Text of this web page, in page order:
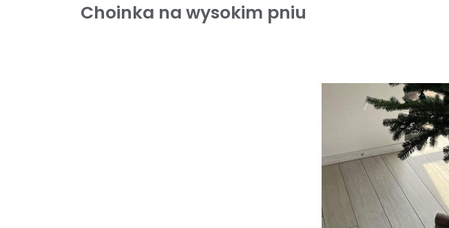
Choinka na wysokim pniu